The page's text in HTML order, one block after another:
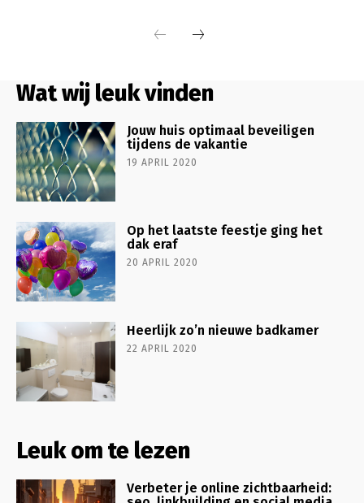
Wat wij leuk vinden
Jouw huis optimaal beveiligen
tijdens de vakantie
19 APRIL 2020
Op het laatste feestje ging het
dak eraf
20 APRIL 2020
Heerlijk zo’n nieuwe badkamer
22 APRIL 2020
Leuk om te lezen
Verbeter je online zichtbaarheid: